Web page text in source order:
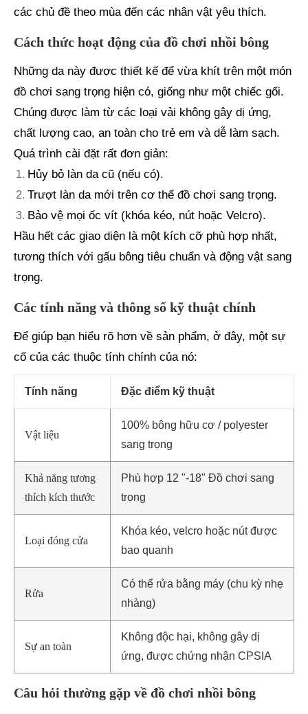
các chủ đề theo mùa đến các nhân vật yêu thích.
Cách thức hoạt động của đồ chơi nhồi bông
Những da này được thiết kế để vừa khít trên một món
đồ chơi sang trọng hiện có, giống như một chiếc gối.
Chúng được làm từ các loại vải không gây dị ứng,
chất lượng cao, an toàn cho trẻ em và dễ làm sạch.
Quá trình cài đặt rất đơn giản:
Hủy bỏ làn da cũ (nếu có).
Trượt làn da mới trên cơ thể đồ chơi sang trọng.
Bảo vệ mọi ốc vít (khóa kéo, nút hoặc Velcro).
Hầu hết các giao diện là một kích cỡ phù hợp nhất,
tương thích với gấu bông tiêu chuẩn và động vật sang
trọng.
Các tính năng và thông số kỹ thuật chính
Để giúp bạn hiểu rõ hơn về sản phẩm, ở đây, một sự
cố của các thuộc tính chính của nó:
Tính năng Đặc điểm kỹ thuật
Vật liệu
100% bông hữu cơ / polyester
sang trọng
Khả năng tương
thích kích thước
Phù hợp 12 "-18" Đồ chơi sang
trọng
Loại đóng cửa
Khóa kéo, velcro hoặc nút được
bao quanh
Rửa
Có thể rửa bằng máy (chu kỳ nhẹ
nhàng)
Sự an toàn
Không độc hại, không gây dị
ứng, được chứng nhận CPSIA
Câu hỏi thường gặp về đồ chơi nhồi bông